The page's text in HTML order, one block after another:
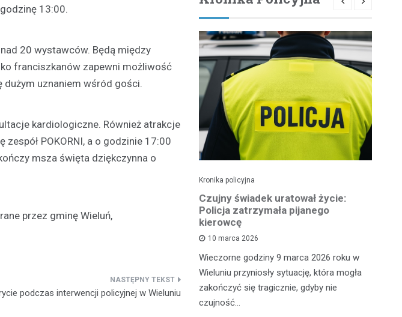
13:00.
20 wystawców. Będą między
franciszkanów zapewni możliwość
uznaniem wśród gości.
kardiologiczne. Również atrakcje
POKORNI, a o godzinie 17:00
msza święta dziękczynna o
przez gminę Wieluń,
podczas interwencji policyjnej w Wieluniu
przyciągnął uwagę miejscowych służb
mundurowych. Około…
Kronika policyjna
Czujny świadek uratował życie:
Policja zatrzymała pijanego
kierowcę
10 marca 2026
Wieczorne godziny 9 marca 2026 roku w
Wieluniu przyniosły sytuację, która mogła
zakończyć się tragicznie, gdyby nie
czujność…